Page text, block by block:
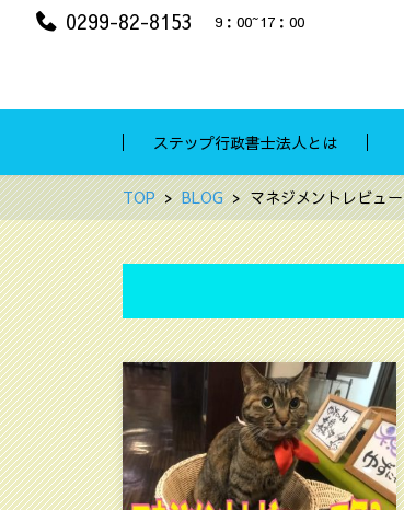
0299-82-8153 9：00~17：00
ステップ行政書士法人とは
TOP BLOG マネジメントレビュー